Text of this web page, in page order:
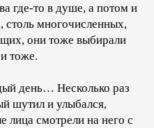
где-то в душе, а потом и
столь многочисленных,
они тоже выбирали
тоже.
день… Несколько раз
шутил и улыбался,
лица смотрели на него с